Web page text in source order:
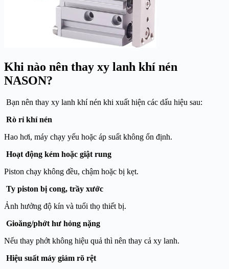
Khi nào nên thay xy lanh khí nén
NASON?
Bạn nên thay xy lanh khí nén khi xuất hiện các dấu hiệu sau:
Rò rỉ khí nén
Hao hơi, máy chạy yếu hoặc áp suất không ổn định.
Hoạt động kém hoặc giật rung
Piston chạy không đều, chậm hoặc bị kẹt.
Ty piston bị cong, trầy xước
Ảnh hưởng độ kín và tuổi thọ thiết bị.
Gioăng/phớt hư hỏng nặng
Nếu thay phớt không hiệu quả thì nên thay cả xy lanh.
Hiệu suất máy giảm rõ rệt